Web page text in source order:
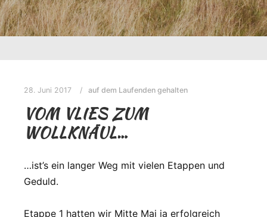
28. Juni 2017 auf dem Laufenden gehalten
VOM VLIES ZUM
WOLLKNÄUL…
…ist’s ein langer Weg mit vielen Etappen und
Geduld.
Etappe 1 hatten wir Mitte Mai ja erfolgreich